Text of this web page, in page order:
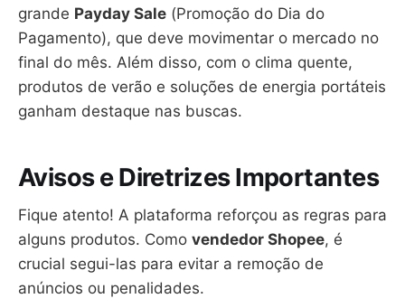
grande Payday Sale (Promoção do Dia do
Pagamento), que deve movimentar o mercado no
final do mês. Além disso, com o clima quente,
produtos de verão e soluções de energia portáteis
ganham destaque nas buscas.
Avisos e Diretrizes Importantes
Fique atento! A plataforma reforçou as regras para
alguns produtos. Como vendedor Shopee, é
crucial segui-las para evitar a remoção de
anúncios ou penalidades.